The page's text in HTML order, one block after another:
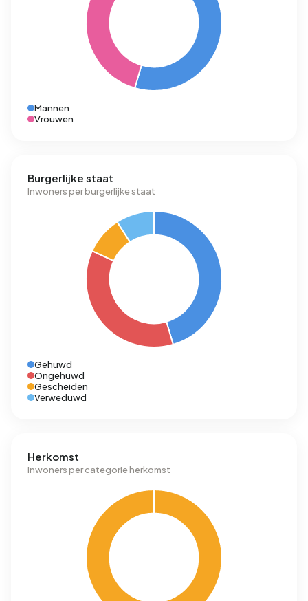
Mannen
Vrouwen
Burgerlijke staat
Inwoners per burgerlijke staat
Gehuwd
Ongehuwd
Gescheiden
Verweduwd
Herkomst
Inwoners per categorie herkomst